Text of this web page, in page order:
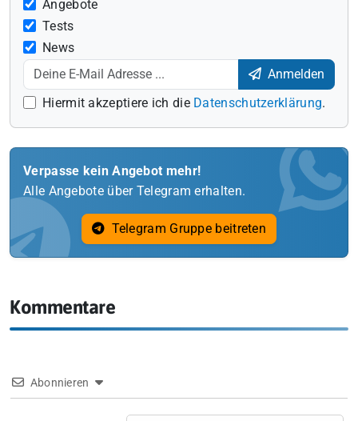
Angebote
Tests
News
Anmelden
Hiermit akzeptiere ich die Datenschutzerklärung.
Verpasse kein Angebot mehr!
Alle Angebote über Telegram erhalten.
Telegram Gruppe beitreten
Kommentare
Abonnieren